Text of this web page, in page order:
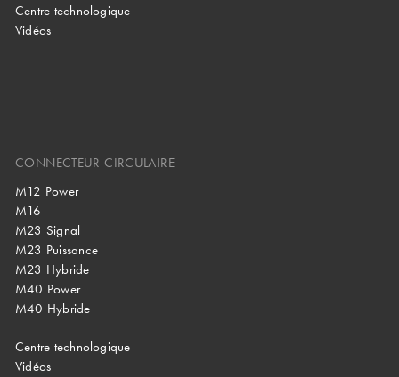
Centre technologique
Vidéos
CONNECTEUR CIRCULAIRE
M12 Power
M16
M23 Signal
M23 Puissance
M23 Hybride
M40 Power
M40 Hybride
Centre technologique
Vidéos